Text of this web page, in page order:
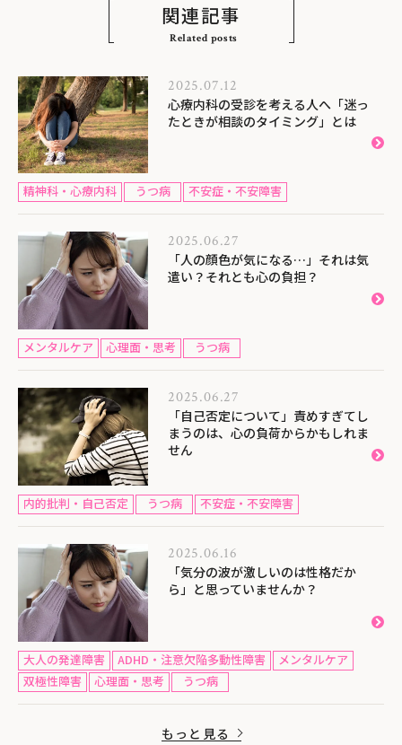
関連記事
Related posts
2025.07.12
心療内科の受診を考える人へ「迷っ
たときが相談のタイミング」とは
精神科・心療内科 うつ病 不安症・不安障害
2025.06.27
「人の顔色が気になる…」それは気
遣い？それとも心の負担？
メンタルケア 心理面・思考 うつ病
2025.06.27
「自己否定について」責めすぎてし
まうのは、心の負荷からかもしれま
せん
内的批判・自己否定 うつ病 不安症・不安障害
2025.06.16
「気分の波が激しいのは性格だか
ら」と思っていませんか？
大人の発達障害 ADHD・注意欠陥多動性障害
メンタルケア
双極性障害
心理面・思考 うつ病
もっと見る